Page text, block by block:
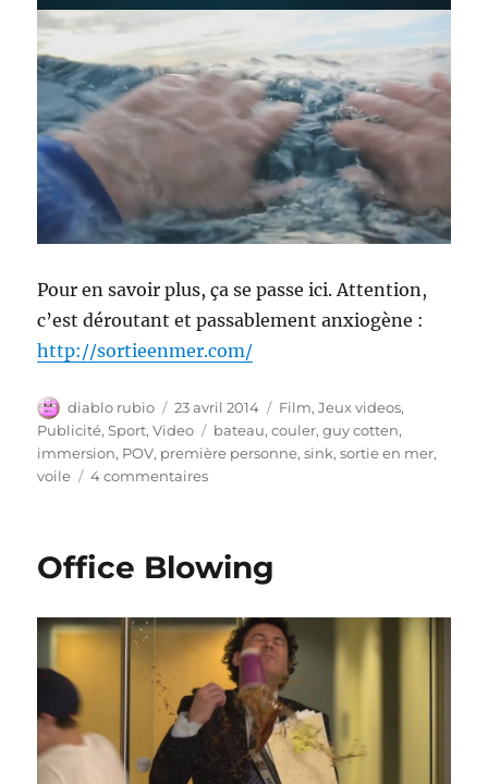
Pour en savoir plus, ça se passe ici. Attention,
c’est déroutant et passablement anxiogène :
http://sortieenmer.com/
Auteur
diablo rubio
Publié
le
23 avril 2014 Catégories
Film,Jeux videos,
Publicité,Sport,Video Étiquettes
bateau,couler,guy cotten,
immersion, POV, première personne,sink,sortie en mer,
voile
4 commentairessur
Office Blowing